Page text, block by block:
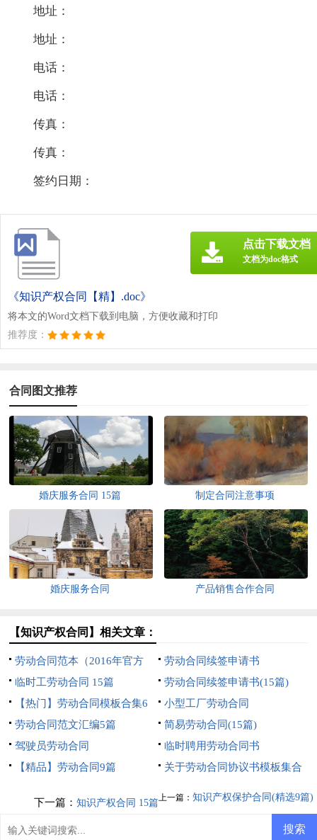
地址：
地址：
电话：
电话：
传真：
传真：
签约日期：
《知识产权合同【精】.doc》
将本文的Word文档下载到电脑，方便收藏和打印
推荐度：
点击下载文档
文档为doc格式
合同图文推荐
婚庆服务合同 15篇 制定合同注意事项
婚庆服务合同 产品销售合作合同
【知识产权合同】相关文章：
劳动合同范本（2016年官方
版）
劳动合同续签申请书
临时工劳动合同 15篇
劳动合同续签申请书(15篇)
【热门】劳动合同模板合集6
篇
小型工厂劳动合同
劳动合同范文汇编5篇
简易劳动合同(15篇)
驾驶员劳动合同
临时聘用劳动合同书
【精品】劳动合同9篇
关于劳动合同协议书模板集合
上一篇： 知识产权保护合同(精选9篇)
下一篇： 知识产权合同 15篇